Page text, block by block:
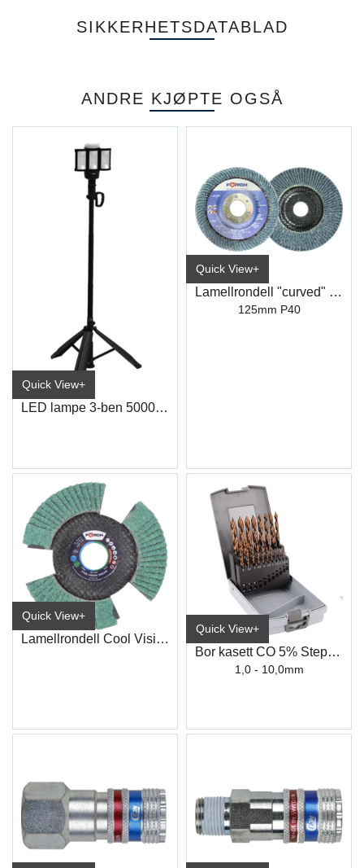
SIKKERHETSDATABLAD
ANDRE KJØPTE OGSÅ
Quick View+
LED lampe 3-ben 5000 lumen
Quick View+
Lamellrondell "curved" 3D-Zircon
125mm P40
Quick View+
Lamellrondell Cool Vision 125mm/40K
Quick View+
Bor kasett CO 5% Step-Tech
1,0 - 10,0mm